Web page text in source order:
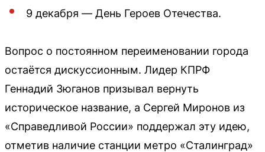
9 декабря — День Героев Отечества.
Вопрос о постоянном переименовании города
остаётся дискуссионным. Лидер КПРФ
Геннадий Зюганов призывал вернуть
историческое название, а Сергей Миронов из
«Справедливой России» поддержал эту идею,
отметив наличие станции метро «Сталинград»